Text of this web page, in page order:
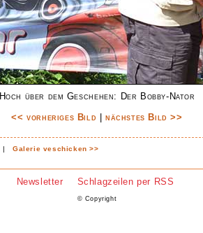
Hoch über dem Geschehen: Der Bobby-Nator
<< vorheriges Bild
nächstes Bild >>
|Galerie veschicken >>
Newsletter Schlagzeilen per RSS
© Copyright